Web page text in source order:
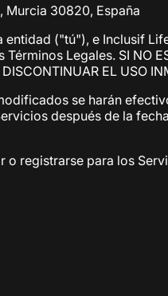
Murcia 30820, España
("tú"), e Inclusif
Legales. SI NO
EL USO
se harán
después de la
o registrarse para los